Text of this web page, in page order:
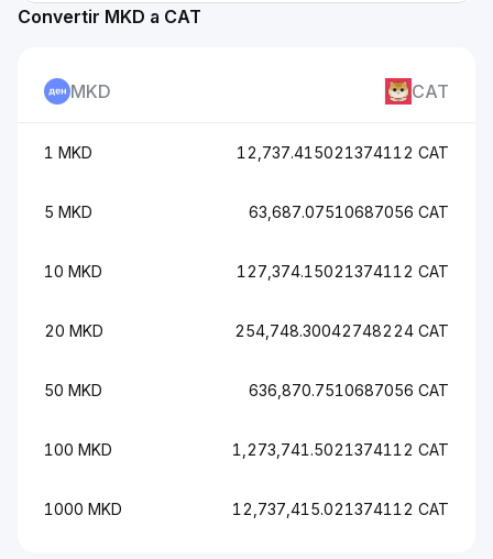
Convertir MKD a CAT
MKD CAT
1 MKD 12,737.415021374112 CAT
5 MKD 63,687.07510687056 CAT
10 MKD 127,374.15021374112 CAT
20 MKD 254,748.30042748224 CAT
50 MKD 636,870.7510687056 CAT
100 MKD 1,273,741.5021374112 CAT
1000 MKD 12,737,415.021374112 CAT